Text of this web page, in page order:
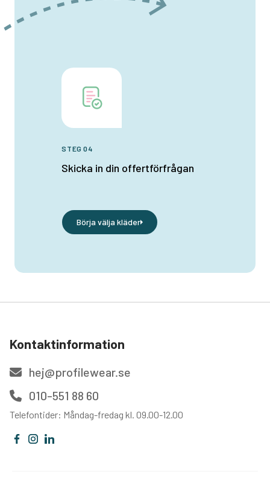
STEG 04
Skicka in din offertförfrågan
Börja välja kläder
Kontaktinformation
hej@profilewear.se
010-551 88 60
Telefontider: Måndag-fredag kl. 09.00-12.00